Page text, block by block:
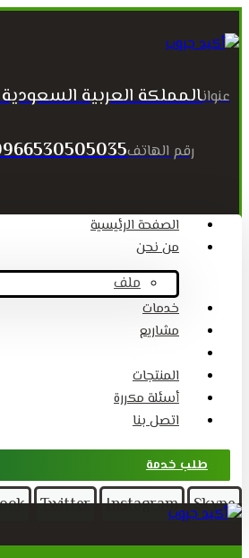
عنوانالمملكة العربية
رقم الهاتف
الصفحة الرئيسية
من نحن
ملف
خدمات
مشاريع
المنتجات
أسئلة مكررة
اتصل بنا
طلب خدمة
Twitter Instagram Skype